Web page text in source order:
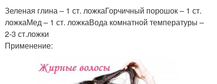
Зеленая глина – 1 ст. ложкаГорчичный порошок – 1 ст.
ложкаМед – 1 ст. ложкаВода комнатной температуры –
2-3 ст.ложки
Применение: